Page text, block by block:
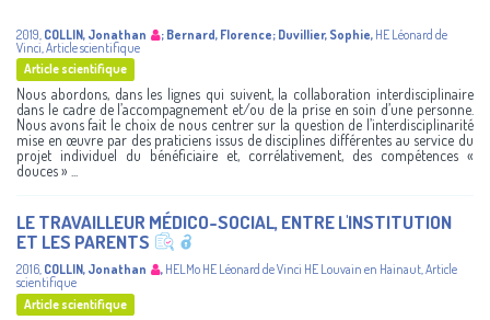
2019 COLLIN, Jonathan ; Bernard, Florence; Duvillier, Sophie, HE Léonard de
Vinci Article scientifique
Article scientifique
Nous abordons, dans les lignes qui suivent, la collaboration interdisciplinaire
dans le cadre de l’accompagnement et/ou de la prise en soin d’une personne.
Nous avons fait le choix de nous centrer sur la question de l’interdisciplinarité
mise en œuvre par des praticiens issus de disciplines différentes au service du
projet individuel du bénéficiaire et, corrélativement, des compétences «
douces » ...
LE TRAVAILLEUR MÉDICO-SOCIAL, ENTRE L'INSTITUTION
ET LES PARENTS
2016 COLLIN, Jonathan , HELMo HE Léonard de Vinci HE Louvain en Hainaut Article
scientifique
Article scientifique